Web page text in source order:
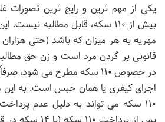
یکی از مهم ترین و رایج ترین تصورات
بیش از ۱۱۰ سکه، قابل مطالبه
مهریه به هر میزان که باشد (حتی
قانونی بر گردن مرد است و زن حق
در خصوص ۱۱۰ سکه مطرح می
اجرای کیفری یا همان حبس است. به این
۱۱۰ سکه می تواند به دلیل عدم